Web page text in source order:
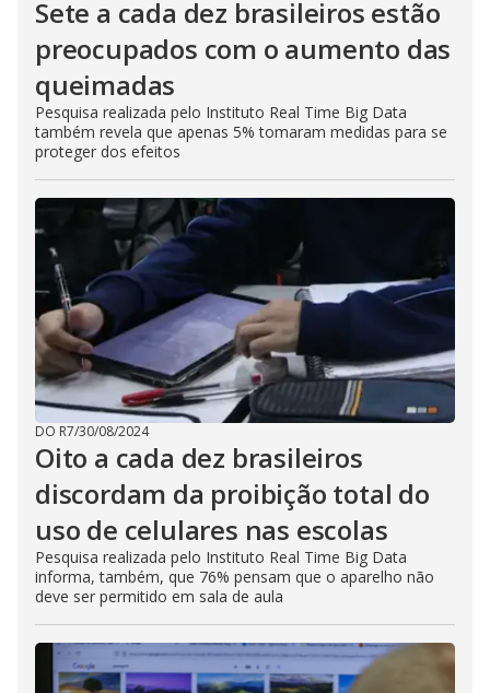
Sete a cada dez brasileiros estão
preocupados com o aumento das
queimadas
Pesquisa realizada pelo Instituto Real Time Big Data
também revela que apenas 5% tomaram medidas para se
proteger dos efeitos
DO R7/30/08/2024
Oito a cada dez brasileiros
discordam da proibição total do
uso de celulares nas escolas
Pesquisa realizada pelo Instituto Real Time Big Data
informa, também, que 76% pensam que o aparelho não
deve ser permitido em sala de aula